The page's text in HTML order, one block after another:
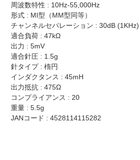
周波数特性 : 10Hz-55,000Hz
形式 : MI型（MM型同等）
チャンネルセパレーション : 30dB (1KHz)
適合負荷 : 47kΩ
出力 : 5mV
適合針圧 : 1.5g
針タイプ : 楕円
インダクタンス : 45mH
出力抵抗 : 475Ω
コンプライアンス : 20
重量 : 5.5g
JANコード : 4528114115282